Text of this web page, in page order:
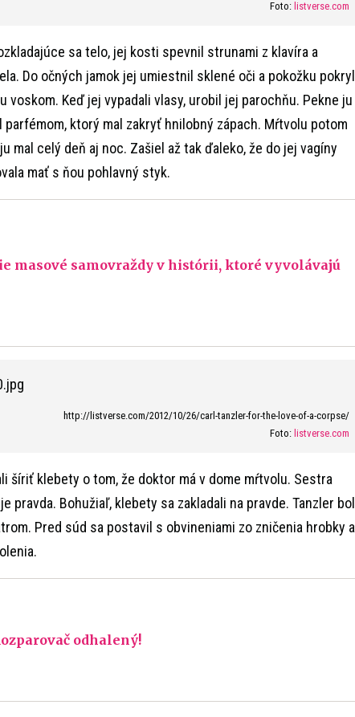
Foto: listverse.com
sa telo, jej kosti spevnil strunami z klavíra a
Do očných jamok jej umiestnil sklené oči a pokožku pokryl
voskom. Keď jej vypadali vlasy, urobil jej parochňu. Pekne ju
parfémom, ktorý mal zakryť hnilobný zápach. Mŕtvolu potom
mal celý deň aj noc. Zašiel až tak ďaleko, že do jej vagíny
mať s ňou pohlavný styk.
masové samovraždy v histórii, ktoré vyvolávajú
http://listverse.com/2012/10/26/carl-tanzler-for-the-love-of-a-corpse/
Foto: listverse.com
šíriť klebety o tom, že doktor má v dome mŕtvolu. Sestra
pravda. Bohužiaľ, klebety sa zakladali na pravde. Tanzler bol
Pred súd sa postavil s obvineniami zo zničenia hrobky a
odhalený!